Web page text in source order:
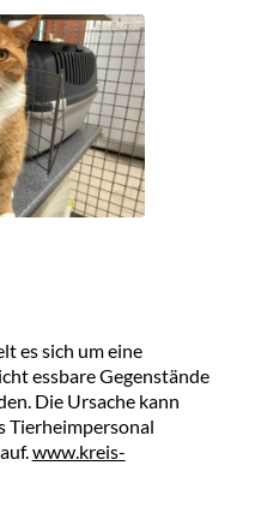
es sich um eine
essbare Gegenstände
Die Ursache kann
Tierheimpersonal
www.kreis-